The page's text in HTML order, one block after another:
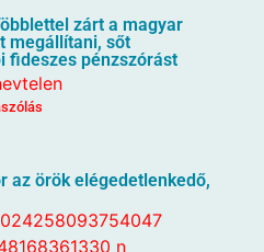
zárt a magyar
megállítani, sőt
fideszes pénzszórást
az örök elégedetlenkedő,